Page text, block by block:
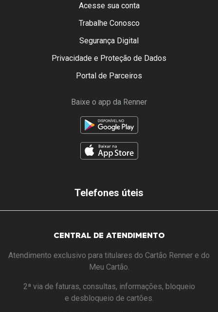
Acesse sua conta
Trabalhe Conosco
Segurança Digital
Privacidade e Proteção de Dados
Portal de Parceiros
Baixe o app da Renner
Telefones úteis
CENTRAL DE ATENDIMENTO
Atendimento exclusivo para titulares do Cartão Renner e do
Meu Cartão.
2ª via de faturas, consultas, informações, bloqueio
e desbloqueio de cartões.